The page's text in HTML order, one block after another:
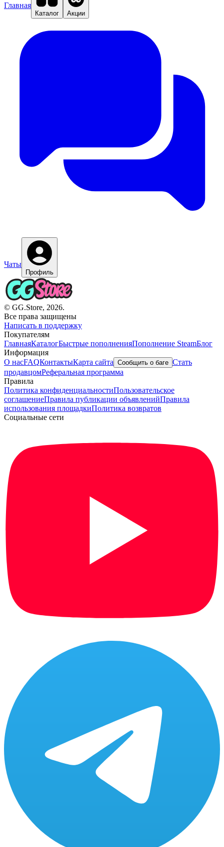
Главная
Каталог Акции
Чаты
Профиль
© GG.Store, 2026.
Все права защищены
Написать в поддержку
Покупателям
ГлавнаяКаталогБыстрые пополненияПополнение SteamБлог
Информация
О насFAQКонтактыКарта сайта Сообщить о баге Стать
продавцомРеферальная программа
Правила
Политика конфиденциальностиПользовательское
соглашениеПравила публикации объявленийПравила
использования площадкиПолитика возвратов
Социальные сети